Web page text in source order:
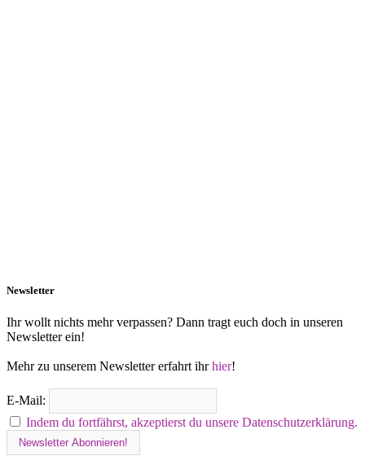
Newsletter
Ihr wollt nichts mehr verpassen? Dann tragt euch doch in unseren
Newsletter ein!
Mehr zu unserem Newsletter erfahrt ihrhier!
E-Mail:
Indem du fortfährst, akzeptierst du unsere Datenschutzerklärung.